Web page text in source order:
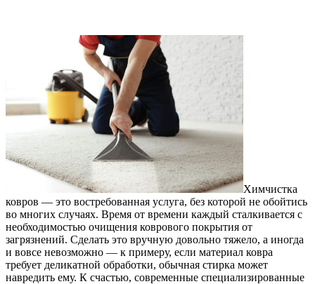
Химчистка
ковров — это востребованная услуга, без которой не обойтись
во многих случаях. Время от времени каждый сталкивается с
необходимостью очищения коврового покрытия от
загрязнений. Сделать это вручную довольно тяжело, а иногда
и вовсе невозможно — к примеру, если материал ковра
требует деликатной обработки, обычная стирка может
навредить ему. К счастью, современные специализированные